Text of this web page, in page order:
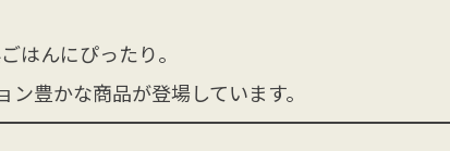
はんにぴったり。
豊かな商品が登場しています。